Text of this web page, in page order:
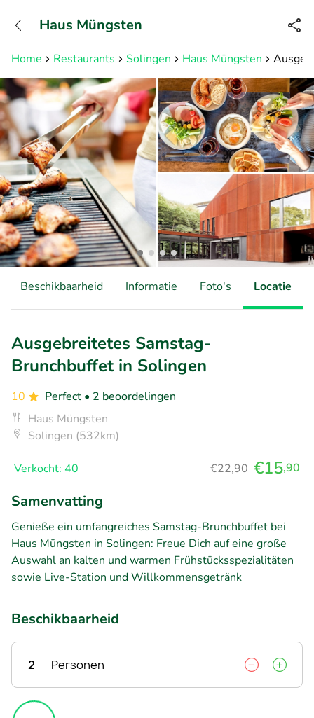
Bereikbaar tot 23:00 uur
Home Restaurants Solingen Haus Müngsten
Haus Müngsten
Beschikbaarheid Informatie Foto's Locatie
Ausgebreitetes Samstag-
Brunchbuffet in Solingen
10 Perfect • 2 beoordelingen
Haus Müngsten
Solingen (532km)
Verkocht: 40 €22,90 €15,90
Samenvatting
Genieße ein umfangreiches Samstag-Brunchbuffet bei
Haus Müngsten in Solingen: Freue Dich auf eine große
Auswahl an kalten und warmen Frühstücksspezialitäten
sowie Live-Station und Willkommensgetränk
Beschikbaarheid
2 Personen